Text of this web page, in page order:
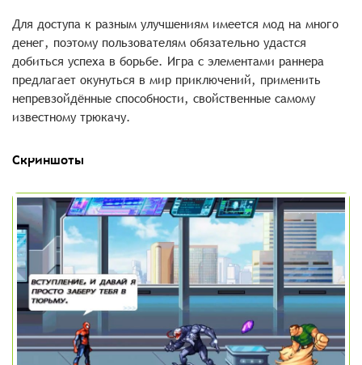
Для доступа к разным улучшениям имеется мод на много
денег, поэтому пользователям обязательно удастся
добиться успеха в борьбе. Игра с элементами раннера
предлагает окунуться в мир приключений, применить
непревзойдённые способности, свойственные самому
известному трюкачу.
Скриншоты